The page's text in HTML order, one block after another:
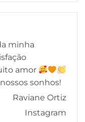
minha
amor
sonhos!
Raviane Ortiz
Instagram